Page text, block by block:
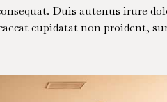
Duis autenus irure
cupidatat non proident,